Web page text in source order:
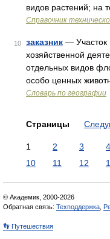
видов растений; на
Справочник
10 заказник — Участок
хозяйственной
отдельных видов
особо ценных
Словарь по географии
Страницы
1 2 3 4
10
11 12
© Академик, 2000-2026
Обратная связь: Техподдержка
👣 Путешествия